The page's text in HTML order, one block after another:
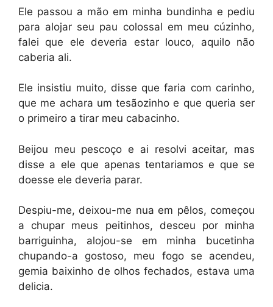
Ele passou a mão em minha bundinha e pediu
para alojar seu pau colossal em meu cúzinho,
falei que ele deveria estar louco, aquilo não
caberia ali.
Ele insistiu muito, disse que faria com carinho,
que me achara um tesãozinho e que queria ser
o primeiro a tirar meu cabacinho.
Beijou meu pescoço e ai resolvi aceitar, mas
disse a ele que apenas tentariamos e que se
doesse ele deveria parar.
Despiu-me, deixou-me nua em pêlos, começou
a chupar meus peitinhos, desceu por minha
barriguinha, alojou-se em minha bucetinha
chupando-a gostoso, meu fogo se acendeu,
gemia baixinho de olhos fechados, estava uma
delicia.